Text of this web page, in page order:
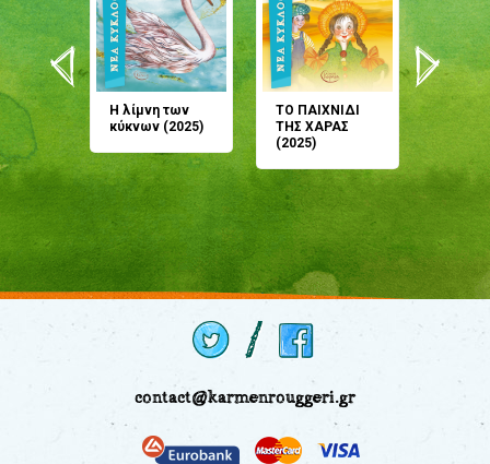
Η λίμνη των
κύκνων (2025)
ΤΟ ΠΑΙΧΝΙΔΙ
ΤΗΣ ΧΑΡΑΣ
(2025)
μου;
(2024)
contact@karmenrouggeri.gr